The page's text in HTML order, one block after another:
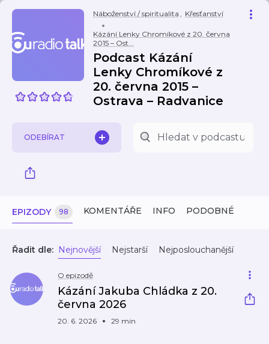
Náboženství / spiritualita , Křesťanství
Kázání Lenky Chromíkové z 20. června
2015 – Ost...
Podcast Kázání
Lenky Chromíkové z
20. června 2015 –
Ostrava – Radvanice
ODEBÍRAT
EPIZODY 98 KOMENTÁŘE INFO PODOBNÉ
Řadit dle: Nejnovější Nejstarší Nejposlouchanější
O epizodě
Kázání Jakuba Chládka z 20.
června 2026
20. 6. 2026 29 min